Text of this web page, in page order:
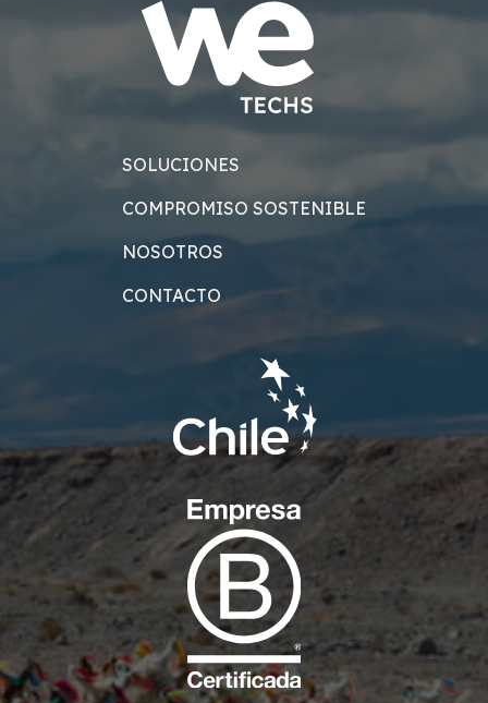
SOLUCIONES
COMPROMISO SOSTENIBLE
NOSOTROS
CONTACTO